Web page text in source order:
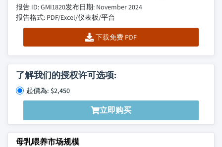
报告 ID: GMI1820发布日期: November 2024
报告格式: PDF/Excel/仪表板/平台
下载免费 PDF
了解我们的授权许可选项:
起價為: $2,450
立即购买
母乳喂养市场规模